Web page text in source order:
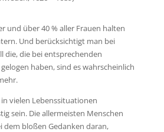
und über 40 % aller Frauen halten
Und berücksichtigt man bei
die, die bei entsprechenden
haben, sind es wahrscheinlich
vielen Lebenssituationen
sein. Die allermeisten Menschen
dem bloßen Gedanken daran,